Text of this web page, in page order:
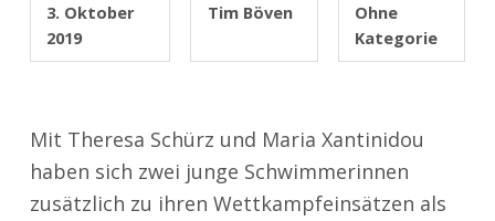
3. Oktober
2019
Tim Böven
Ohne
Kategorie
Mit Theresa Schürz und Maria Xantinidou
haben sich zwei junge Schwimmerinnen
zusätzlich zu ihren Wettkampfeinsätzen als